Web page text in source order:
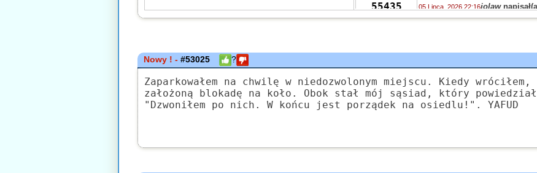
55435 05 Lipca, 2026 22:16jolaw
55398 05 Lipca, 2026 21:21samezrp
55358 05 Lipca, 2026 06:41ciotka Klotka
55394
TRASH
55319 04 Lipca, 2026 15:04 Peppone
55393 04 Lipca, 2026 15:03 Peppone
55322 03 Lipca, 2026 10:41zdziwiony
Nowy ! -#53025 ?
Zaparkowałem na chwilę w niedozwolonym miejscu. Kiedy wróciłem,
założoną blokadę na koło. Obok stał mój sąsiad, który powiedział
"Dzwoniłem po nich. W końcu jest porządek na osiedlu!". YAFUD